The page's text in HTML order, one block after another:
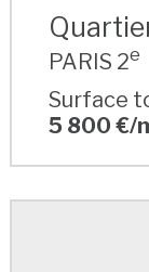
PARIS 2e
Surface
5 800 €/